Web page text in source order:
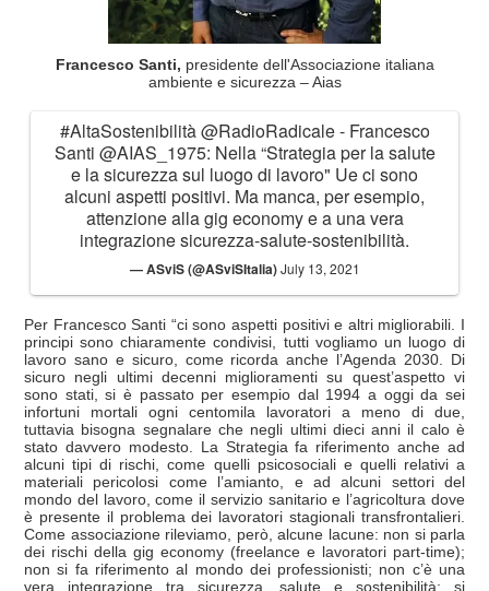
Francesco Santi, presidente dell'Associazione italiana
ambiente e sicurezza – Aias
#AltaSostenibilità@RadioRadicale- Francesco
Santi @AIAS_1975: Nella “Strategia per la salute
e la sicurezza sul luogo di lavoro" Ue ci sono
alcuni aspetti positivi. Ma manca, per esempio,
attenzione alla gig economy e a una vera
integrazione sicurezza-salute-sostenibilità.
— ASviS (@ASviSItalia)July 13, 2021
Per Francesco Santi “ci sono aspetti positivi e altri migliorabili. I
principi sono chiaramente condivisi, tutti vogliamo un luogo di
lavoro sano e sicuro, come ricorda anche l’Agenda 2030. Di
sicuro negli ultimi decenni miglioramenti su quest’aspetto vi
sono stati, si è passato per esempio dal 1994 a oggi da sei
infortuni mortali ogni centomila lavoratori a meno di due,
tuttavia bisogna segnalare che negli ultimi dieci anni il calo è
stato davvero modesto. La Strategia fa riferimento anche ad
alcuni tipi di rischi, come quelli psicosociali e quelli relativi a
materiali pericolosi come l’amianto, e ad alcuni settori del
mondo del lavoro, come il servizio sanitario e l’agricoltura dove
è presente il problema dei lavoratori stagionali transfrontalieri.
Come associazione rileviamo, però, alcune lacune: non si parla
dei rischi della gig economy (freelance e lavoratori part-time);
non si fa riferimento al mondo dei professionisti; non c’è una
vera integrazione tra sicurezza, salute e sostenibilità; si